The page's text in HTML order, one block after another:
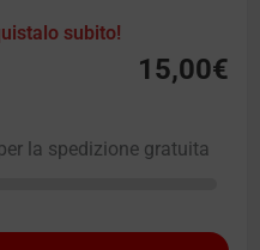
subito!
15,00€
la spedizione gratuita